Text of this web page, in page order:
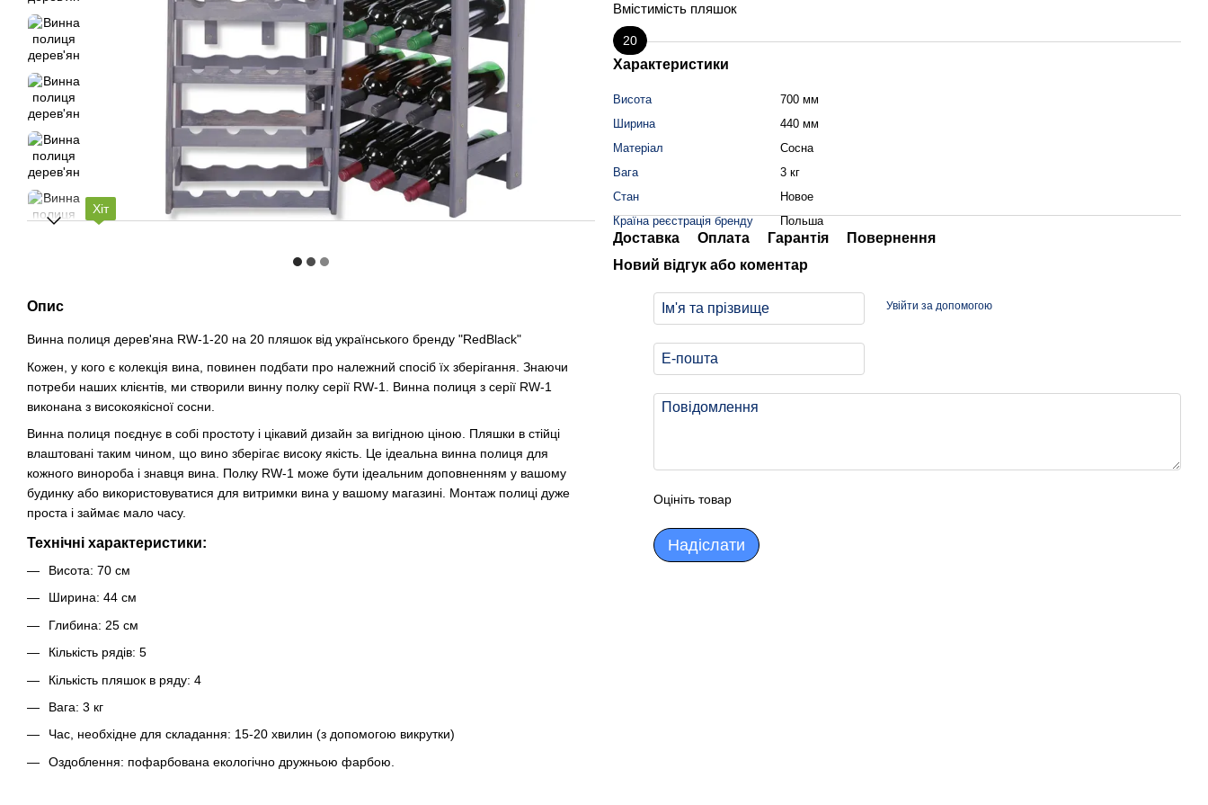
Хіт
Опис
Винна полиця дерев'яна RW-1-20 на 20 пляшок від українського бренду "RedBlack"
Кожен, у кого є колекція вина, повинен подбати про належний спосіб їх зберігання. Знаючи
потреби наших клієнтів, ми створили винну полку серії RW-1. Винна полиця з серії RW-1
виконана з високоякісної сосни.
Винна полиця поєднує в собі простоту і цікавий дизайн за вигідною ціною. Пляшки в стійці
влаштовані таким чином, що вино зберігає високу якість. Це ідеальна винна полиця для
кожного винороба і знавця вина. Полку RW-1 може бути ідеальним доповненням у вашому
будинку або використовуватися для витримки вина у вашому магазині. Монтаж полиці дуже
проста і займає мало часу.
Технічні характеристики:
Висота: 70 см
Ширина: 44 см
Глибина: 25 см
Кількість рядів: 5
Кількість пляшок в ряду: 4
Вага: 3 кг
Час, необхідне для складання: 15-20 хвилин (з допомогою викрутки)
Оздоблення: пофарбована екологічно дружньою фарбою.
Вмістимість пляшок
20
Характеристики
Висота
700 мм
Ширина
440 мм
Матеріал
Сосна
Вага
3 кг
Стан
Новое
Країна реєстрація бренду
Польша
Доставка Оплата Гарантія
Повернення
Новий відгук або коментар
Увійти за допомогою
Оцініть товар
Надіслати